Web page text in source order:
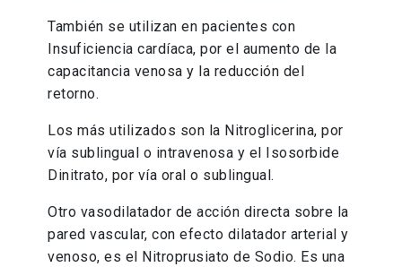
También se utilizan en pacientes con
Insuficiencia cardíaca, por el aumento de la
capacitancia venosa y la reducción del
retorno.
Los más utilizados son la Nitroglicerina, por
vía sublingual o intravenosa y el Isosorbide
Dinitrato, por vía oral o sublingual.
Otro vasodilatador de acción directa sobre la
pared vascular, con efecto dilatador arterial y
venoso, es el Nitroprusiato de Sodio. Es una